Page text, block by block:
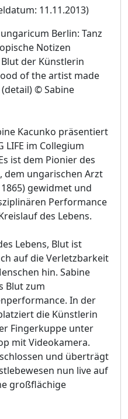
11.11.2013)
der Künstlerin
of the artist made
© Sabine
Kacunko präsentiert
LIFE im Collegium
ist dem Pionier des
dem ungarischen Arzt
gewidmet und
Performance
des Lebens.
Lebens, Blut ist
auf die Verletzbarkeit
hin. Sabine
Blut zum
In der
die Künstlerin
Fingerkuppe unter
mit Videokamera.
und überträgt
nun live auf
großflächige